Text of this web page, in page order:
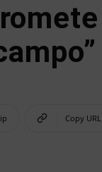
Copy URL